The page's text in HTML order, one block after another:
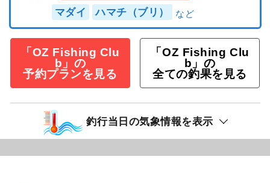
マダイ ハマチ（ブリ）
「OZ Fishing Clu
b」の
予約プランを見る
「OZ Fishing Clu
b」の
全ての釣果を見る
釣行当日の気象情報を表示